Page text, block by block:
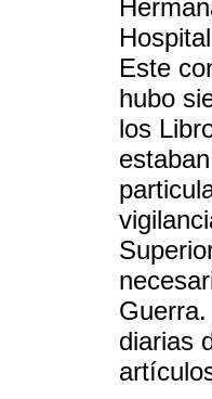
Este
hubo
los
diarias